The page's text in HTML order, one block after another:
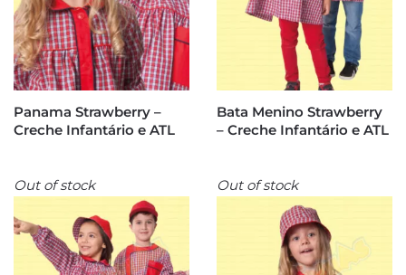
Panama Strawberry –
Creche Infantário e ATL
Bata Menino Strawberry
– Creche Infantário e ATL
Out of stock Out of stock